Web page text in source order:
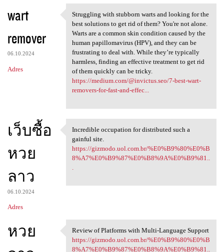
wart
remover
06.10.2024
Adres
Struggling with stubborn
Struggling with stubborn warts and looking for the
best solutions to get rid of them? You're not alone.
Warts are a common skin condition caused by the
human papillomavirus (HPV), and they can be
frustrating to deal with. While they’re typically
harmless, finding an effective treatment to get rid
of them quickly can be tricky.
https://medium.com/@invictus.seo/7-best-wart-
removers-for-fast-and-effec...
เว็บซื้อ
หวย
ลาว
06.10.2024
Adres
Incredible occupation for
Incredible occupation for distributed such a
gainful site.
https://gizmodo.uol.com.br/%E0%B9%80%E0%B
8%A7%E0%B9%87%E0%B8%9A%E0%B9%81..
หวย
Review of Platforms with
Review of Platforms with Multi-Language Support
https://gizmodo.uol.com.br/%E0%B9%80%E0%B
8%A7%E0%B9%87%E0%B8%9A%E0%B9%81..